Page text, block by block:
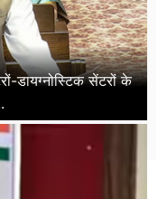
डायग्नोस्टिक सेंटरों के